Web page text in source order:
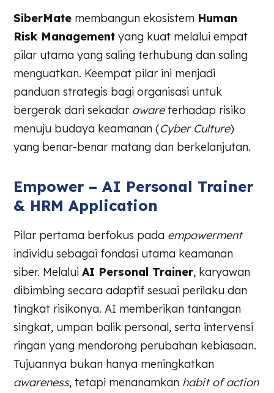
SiberMate membangun ekosistem Human
Risk Management yang kuat melalui empat
pilar utama yang saling terhubung dan saling
menguatkan. Keempat pilar ini menjadi
panduan strategis bagi organisasi untuk
bergerak dari sekadar awareterhadap risiko
menuju budaya keamanan (Cyber Culture)
yang benar-benar matang dan berkelanjutan.
Empower – AI Personal Trainer
& HRM Application
Pilar pertama berfokus pada empowerment
individu sebagai fondasi utama keamanan
siber. MelaluiAI Personal Trainer, karyawan
dibimbing secara adaptif sesuai perilaku dan
tingkat risikonya. AI memberikan tantangan
singkat, umpan balik personal, serta intervensi
ringan yang mendorong perubahan kebiasaan.
Tujuannya bukan hanya meningkatkan
awareness, tetapi menanamkan habit of action